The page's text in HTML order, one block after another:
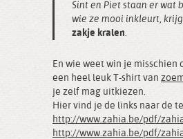
Sint en Piet staan er wat
wie ze mooi inkleurt,
zakje kralen.
En wie weet win je misschien
een heel leuk T-shirt van
je zelf mag uitkiezen.
Hier vind je de links naar de
http://www.zahia.be/pdf/
http://www.zahia.be/pdf/